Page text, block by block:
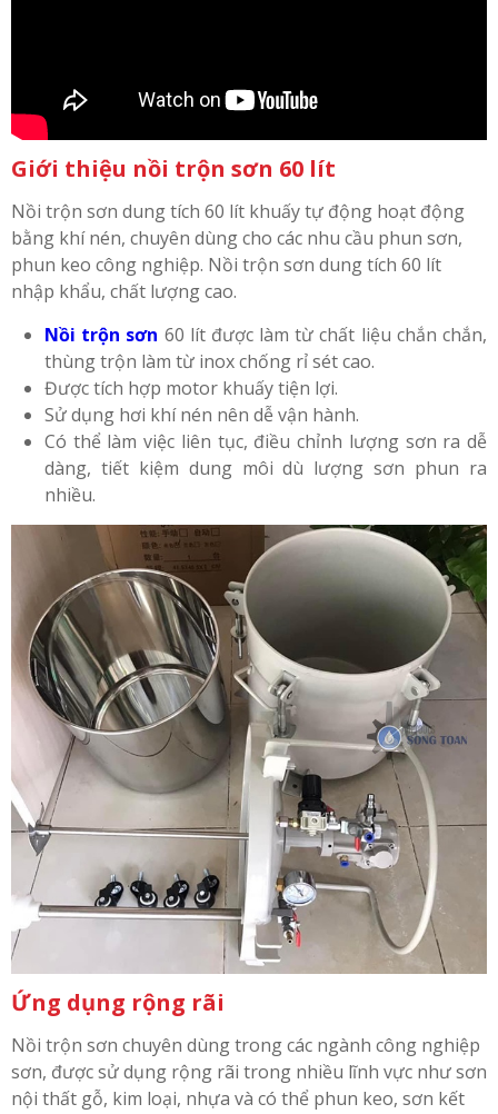
Giới thiệu nồi trộn sơn 60 lít
Nồi trộn sơn dung tích 60 lít khuấy tự động hoạt động
bằng khí nén, chuyên dùng cho các nhu cầu phun sơn,
phun keo công nghiệp. Nồi trộn sơn dung tích 60 lít
nhập khẩu, chất lượng cao.
Nồi trộn sơn 60 lít được làm từ chất liệu chắn chắn,
thùng trộn làm từ inox chống rỉ sét cao.
Được tích hợp motor khuấy tiện lợi.
Sử dụng hơi khí nén nên dễ vận hành.
Có thể làm việc liên tục, điều chỉnh lượng sơn ra dễ
dàng, tiết kiệm dung môi dù lượng sơn phun ra
nhiều.
Ứng dụng rộng rãi
Nồi trộn sơn chuyên dùng trong các ngành công nghiệp
sơn, được sử dụng rộng rãi trong nhiều lĩnh vực như sơn
nội thất gỗ, kim loại, nhựa và có thể phun keo, sơn kết